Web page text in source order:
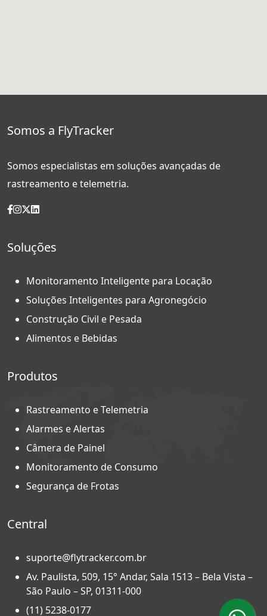
Somos a FlyTracker
Somos especialistas em soluções avançadas de
rastreamento e telemetria.
Soluções
Monitoramento Inteligente para Locação
Soluções Inteligentes para Agronegócio
Construção Civil e Pesada
Alimentos e Bebidas
Produtos
Rastreamento e Telemetria
Alarmes e Alertas
Câmera de Painel
Monitoramento de Consumo
Segurança de Frotas
Central
suporte@flytracker.com.br
Av. Paulista, 509, 15° Andar, Sala 1513 – Bela Vista –
São Paulo – SP, 01311-000
(11) 5238-0177